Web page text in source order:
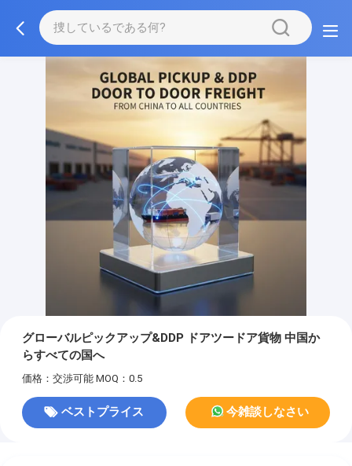
グローバルピックアップ&DDP ドアツードア貨物 中国か
らすべての国へ
価格：交渉可能 MOQ：0.5
ベストプライス 今雑談しなさい